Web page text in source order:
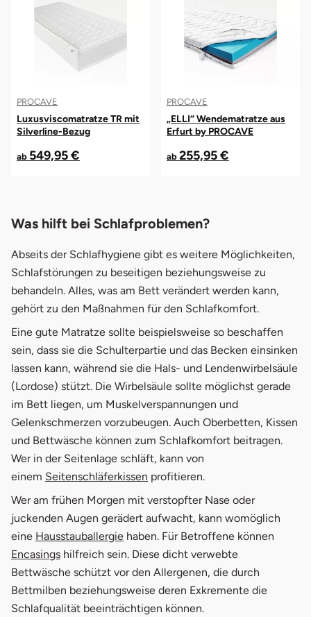
PROCAVE
Luxusviscomatratze TR mit
Silverline-Bezug
ab 549,95 €
PROCAVE
„ELLI“ Wendematratze aus
Erfurt by PROCAVE
ab 255,95 €
Was hilft bei Schlafproblemen?
Abseits der Schlafhygiene gibt es weitere Möglichkeiten,
Schlafstörungen zu beseitigen beziehungsweise zu
behandeln. Alles, was am Bett verändert werden kann,
gehört zu den Maßnahmen für den Schlafkomfort.
Eine gute Matratze sollte beispielsweise so beschaffen
sein, dass sie die Schulterpartie und das Becken einsinken
lassen kann, während sie die Hals- und Lendenwirbelsäule
(Lordose) stützt. Die Wirbelsäule sollte möglichst gerade
im Bett liegen, um Muskelverspannungen und
Gelenkschmerzen vorzubeugen. Auch Oberbetten, Kissen
und Bettwäsche können zum Schlafkomfort beitragen.
Wer in der Seitenlage schläft, kann von
einem Seitenschläferkissen profitieren.
Wer am frühen Morgen mit verstopfter Nase oder
juckenden Augen gerädert aufwacht, kann womöglich
eine Hausstauballergie haben. Für Betroffene können
Encasingsöffnet in neuem Fenster
hilfreich sein. Diese dicht verwebte
Bettwäsche schützt vor den Allergenen, die durch
Bettmilben beziehungsweise deren Exkremente die
Schlafqualität beeinträchtigen können.